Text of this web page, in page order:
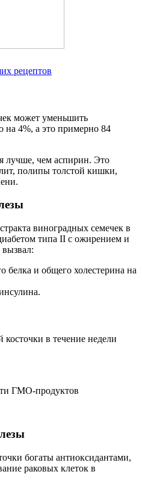
рецептов
может уменьшить
4%, а это примерно 84
лучше, чем аспирин. Это
полипы толстой кишки,
виноградных семечек в
типа II с ожирением и
вызвал:
белка и общего холестерина на
в течение недели
ГМО-продуктов
богаты антиоксидантами,
раковых клеток в